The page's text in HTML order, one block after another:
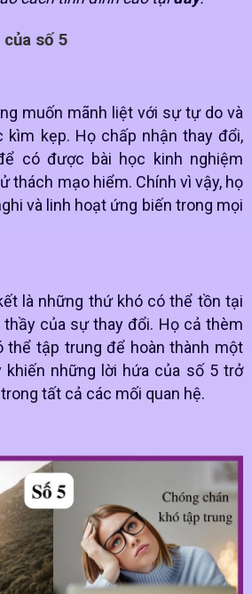
số 5
muốn mãnh liệt với sự tự do và
kìm kẹp. Họ chấp nhận thay đổi,
có được bài học kinh nghiệm
thách mạo hiểm. Chính vì vậy, họ
và linh hoạt ứng biến trong mọi
là những thứ khó có thể tồn tại
thầy của sự thay đổi. Họ cả thèm
thể tập trung để hoàn thành một
khiến những lời hứa của số 5 trở
tất cả các mối quan hệ.